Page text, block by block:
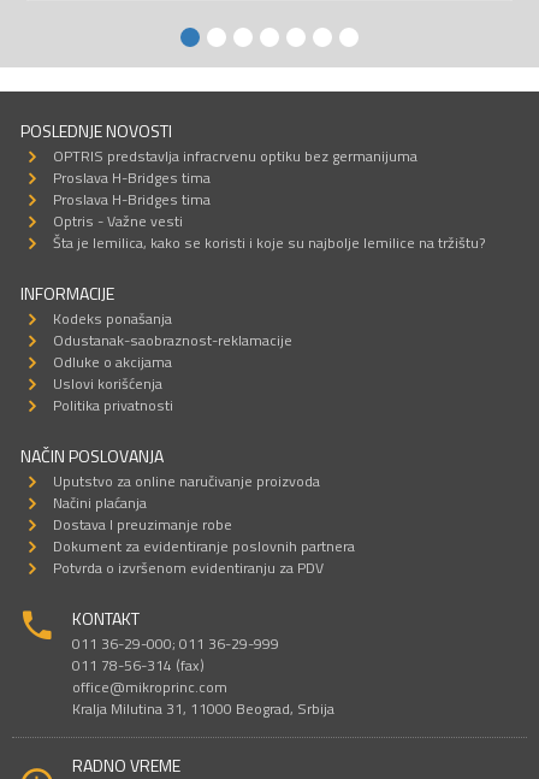
POSLEDNJE NOVOSTI
OPTRIS predstavlja infracrvenu optiku bez germanijuma
Proslava H-Bridges tima
Proslava H-Bridges tima
Optris - Važne vesti
Šta je lemilica, kako se koristi i koje su najbolje lemilice na tržištu?
INFORMACIJE
Kodeks ponašanja
Odustanak-saobraznost-reklamacije
Odluke o akcijama
Uslovi korišćenja
Politika privatnosti
NAČIN POSLOVANJA
Uputstvo za online naručivanje proizvoda
Načini plaćanja
Dostava I preuzimanje robe
Dokument za evidentiranje poslovnih partnera
Potvrda o izvršenom evidentiranju za PDV
KONTAKT
011 36-29-000; 011 36-29-999
011 78-56-314 (fax)
office@mikroprinc.com
Kralja Milutina 31, 11000 Beograd, Srbija
RADNO VREME